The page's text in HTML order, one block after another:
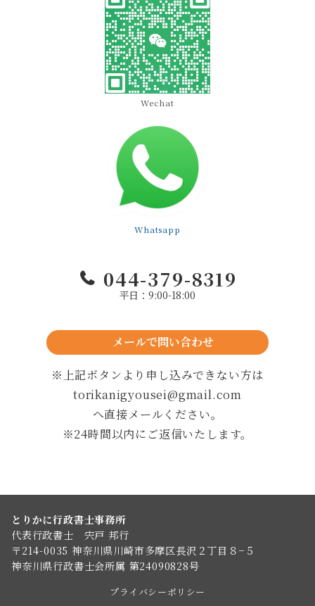
Wechat
Whatsapp
044-379-8319
平日：9:00-18:00
メールで問い合わせ
※上記ボタンより申し込みできない方は
torikanigyousei@gmail.com
へ直接メールください。
※24時間以内にご返信いたします。
とりかに行政書士事務所
代表行政書士 宍戸 邦行
〒214-0035 神奈川県川崎市多摩区長沢２丁目８−５
神奈川県行政書士会所属 第24090828号
プライバシーポリシー